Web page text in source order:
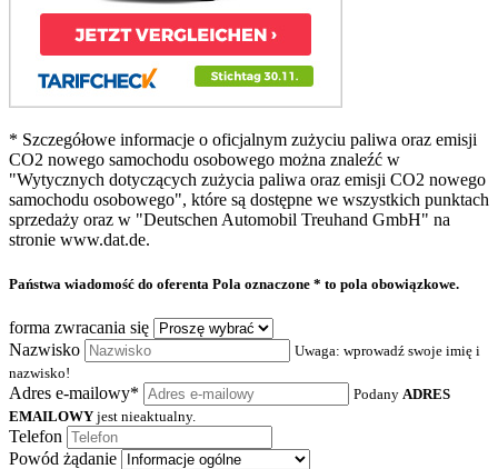
* Szczegółowe informacje o oficjalnym zużyciu paliwa oraz emisji
CO2 nowego samochodu osobowego można znaleźć w
"Wytycznych dotyczących zużycia paliwa oraz emisji CO2 nowego
samochodu osobowego", które są dostępne we wszystkich punktach
sprzedaży oraz w "Deutschen Automobil Treuhand GmbH" na
stronie www.dat.de.
Państwa wiadomość do oferenta Pola oznaczone * to pola obowiązkowe.
forma zwracania się
Nazwisko
Uwaga: wprowadź swoje imię i
nazwisko!
Adres e-mailowy* Podany ADRES
EMAILOWY jest nieaktualny.
Telefon
Powód żądanie